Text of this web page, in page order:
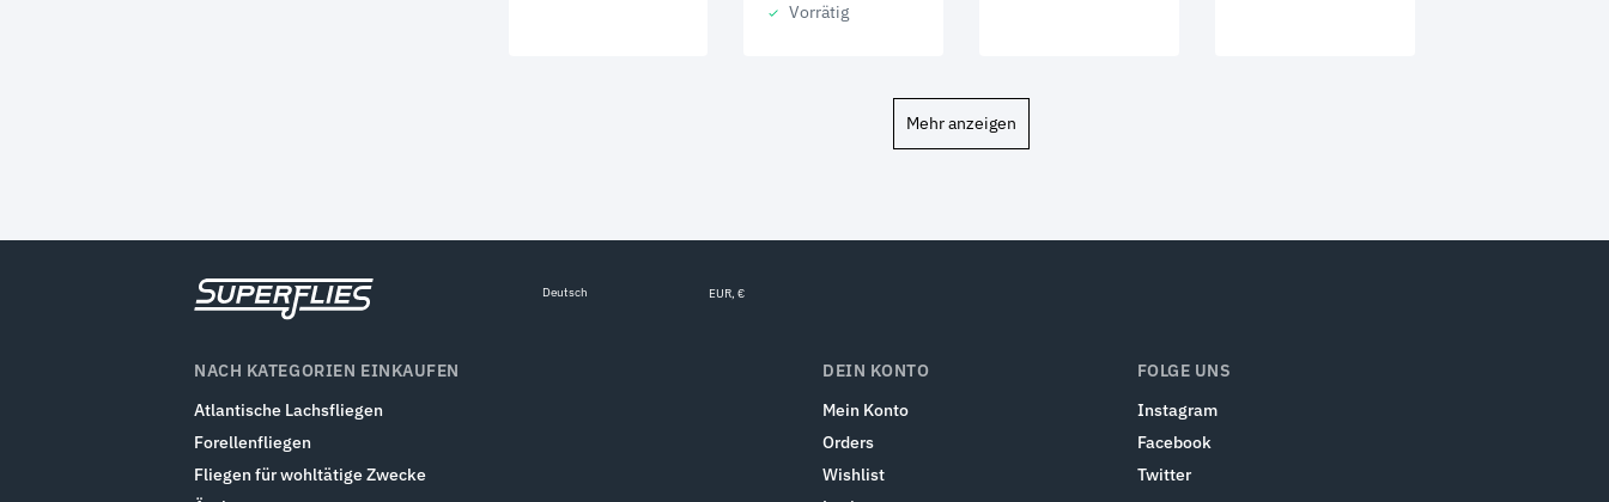
Vorrätig
Mehr anzeigen
Deutsch EUR, €
NACH KATEGORIEN EINKAUFEN
Atlantische Lachsfliegen
Forellenfliegen
Fliegen für wohltätige Zwecke
DEIN KONTO
Mein Konto
Orders
Wishlist
FOLGE UNS
Instagram
Facebook
Twitter